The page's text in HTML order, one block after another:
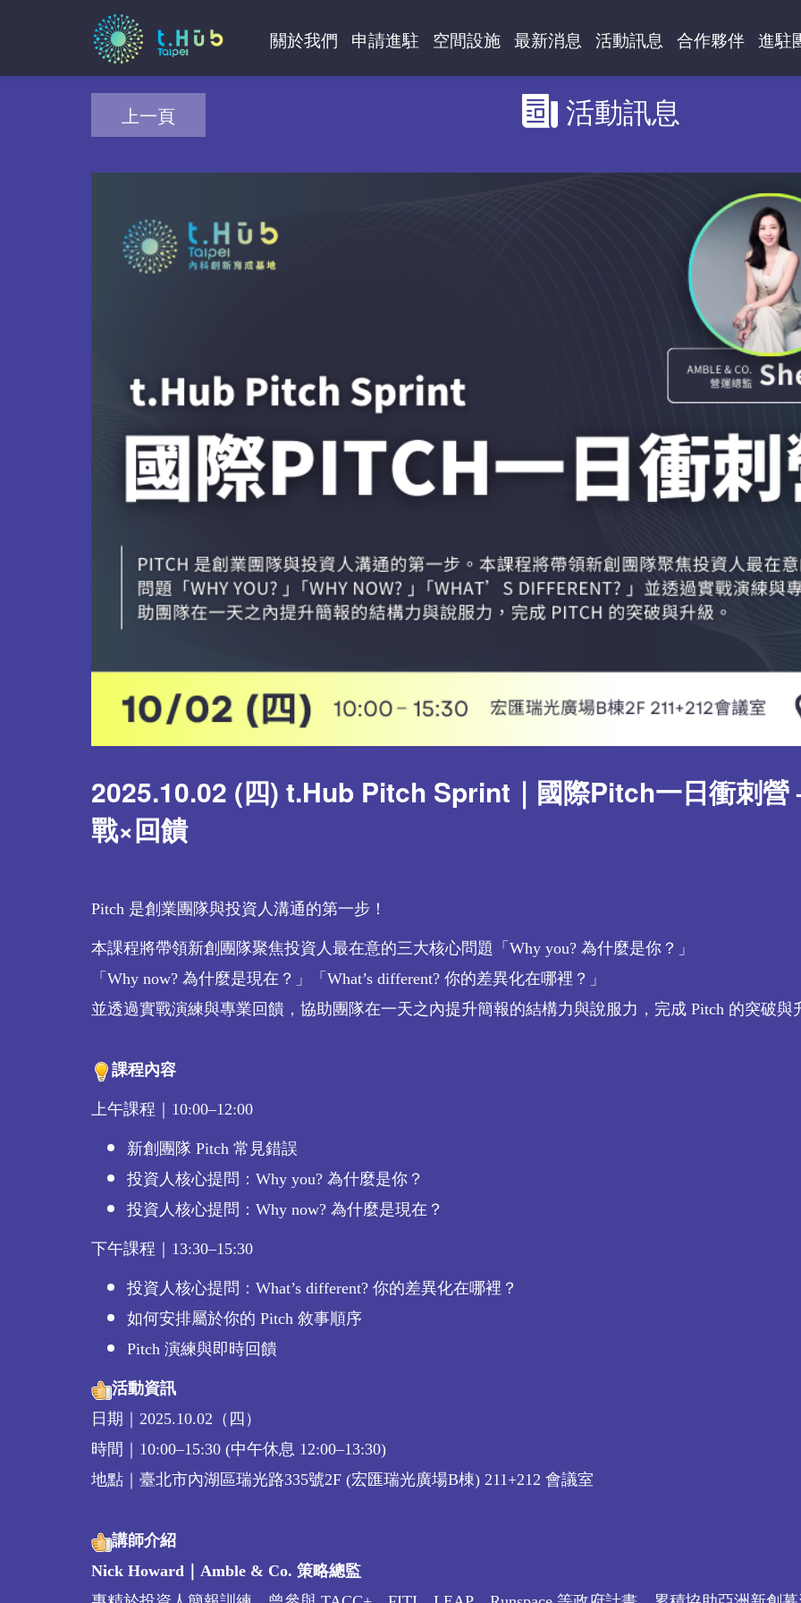
關於我們 申請進駐 空間設施 最新消息 活動訊息 合作夥伴 進駐
上一頁 活動訊息
2025.10.02 (四) t.Hub Pitch Sprint｜國際Pitch一日衝刺
戰×回饋
Pitch 是創業團隊與投資人溝通的第一步！
本課程將帶領新創團隊聚焦投資人最在意的三大核心問題「Why you? 為什麼是你？」
「Why now? 為什麼是現在？」「What’s different? 你的差異化在哪裡？」
並透過實戰演練與專業回饋，協助團隊在一天之內提升簡報的結構力與說服力，完成 Pitch 的突破與
課程內容
上午課程｜10:00–12:00
新創團隊 Pitch 常見錯誤
投資人核心提問：Why you? 為什麼是你？
投資人核心提問：Why now? 為什麼是現在？
下午課程｜13:30–15:30
投資人核心提問：What’s different? 你的差異化在哪裡？
如何安排屬於你的 Pitch 敘事順序
Pitch 演練與即時回饋
活動資訊
日期｜2025.10.02（四）
時間｜10:00–15:30 (中午休息 12:00–13:30)
地點｜臺北市內湖區瑞光路335號2F (宏匯瑞光廣場B棟) 211+212 會議室
講師介紹
Nick Howard｜Amble & Co. 策略總監